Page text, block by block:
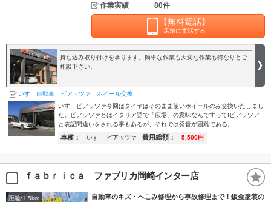
作業実績
80件
【無料電話】
店舗に電話する
持ち込み取り付けを承ります。簡単な作業も大変な作業も何なりとご
相談下さい。
いすゞ自動車 ピアッツァ ホイール交換
いすゞピアッツァ今回はタイヤはそのまま使いホイールのみ交換いたしまし
た。ピアッツァとはイタリア語で「広場」の意味なんですって!ピアッツア
と表記間違いをされる事もあるが、それでは発音が困難である。
車種： いすゞ ピアッツァ 費用総額： 5,500円
ｆａｂｒｉｃａ ファブリカ岡崎インター店
距離:1.5km
自動車のキズ・へこみ修理から事故修理まで！鈑金塗装の